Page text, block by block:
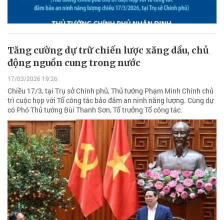
Tăng cường dự trữ chiến lược xăng dầu, chủ
động nguồn cung trong nước
17/03/2026 19:26
Chiều 17/3, tại Trụ sở Chính phủ, Thủ tướng Phạm Minh Chính chủ
trì cuộc họp với Tổ công tác bảo đảm an ninh năng lượng. Cùng dự
có Phó Thủ tướng Bùi Thanh Sơn, Tổ trưởng Tổ công tác.